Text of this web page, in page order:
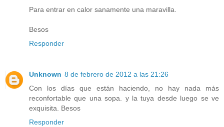
Para entrar en calor sanamente una maravilla.
Besos
Responder
Unknown 8 de febrero de 2012 a las 21:26
Con los días que están haciendo, no hay nada más
reconfortable que una sopa. y la tuya desde luego se ve
exquisita. Besos
Responder